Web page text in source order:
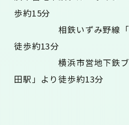
歩約15分
相鉄いずみ野線「ゆ
徒歩約13分
横浜市営地下鉄ブル
田駅」より徒歩約13分